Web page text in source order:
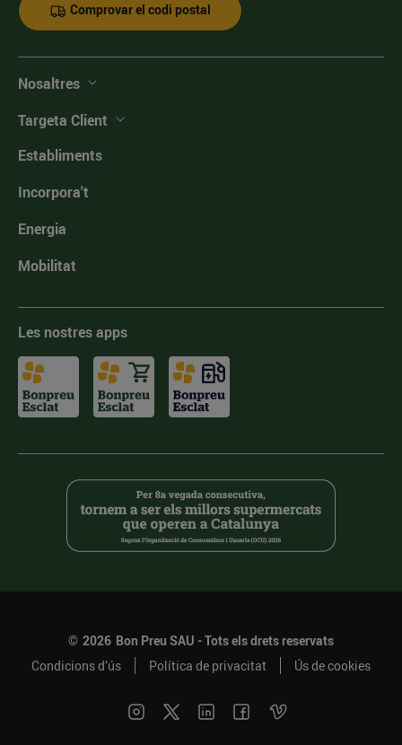
Comprovar el codi postal
Nosaltres
Targeta Client
Establiments
Incorpora't
Energia
Mobilitat
Les nostres apps
© 2026 Bon Preu SAU - Tots els drets reservats
Condicions d’ús
Política de privacitat Ús de cookies